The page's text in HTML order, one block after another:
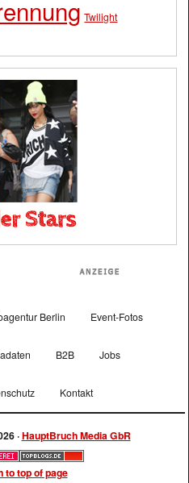
Twilight
Berlin Event-Fotos
B2B Jobs
Kontakt
·HauptBruch Media GbR
to top of page